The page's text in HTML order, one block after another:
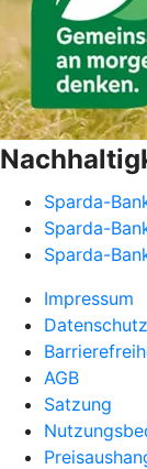
Sparda-
Sparda-
Sparda-
Impressum
Datenschutz
AGB
Satzung